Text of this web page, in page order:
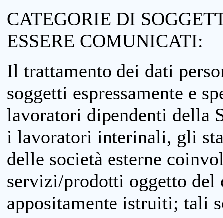
CATEGORIE DI
ESSERE COMUNICATI:
Il trattamento dei dati
soggetti espressamente e
lavoratori dipendenti della
i lavoratori interinali, gli
delle società esterne
servizi/prodotti oggetto
appositamente istruiti; tali